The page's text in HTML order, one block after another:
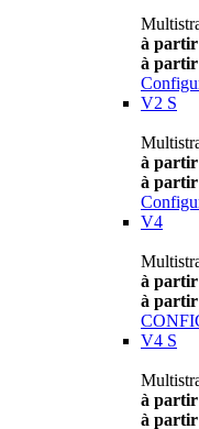
à partir
à partir
V2 S
à partir
à partir
V4
à partir
à partir
V4 S
à partir
à partir